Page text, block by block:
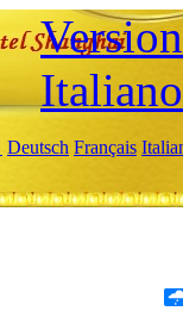
Italiano
Deutsch Français